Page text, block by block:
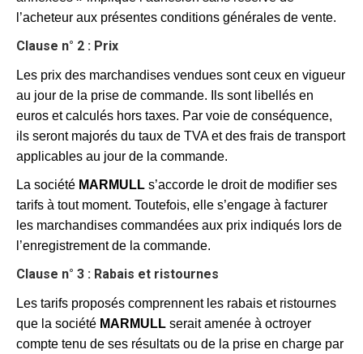
l’acheteur aux présentes conditions générales de vente.
Clause n° 2 : Prix
Les prix des marchandises vendues sont ceux en vigueur
au jour de la prise de commande. Ils sont libellés en
euros et calculés hors taxes. Par voie de conséquence,
ils seront majorés du taux de TVA et des frais de transport
applicables au jour de la commande.
La société MARMULL s’accorde le droit de modifier ses
tarifs à tout moment. Toutefois, elle s’engage à facturer
les marchandises commandées aux prix indiqués lors de
l’enregistrement de la commande.
Clause n° 3 : Rabais et ristournes
Les tarifs proposés comprennent les rabais et ristournes
que la société MARMULL serait amenée à octroyer
compte tenu de ses résultats ou de la prise en charge par